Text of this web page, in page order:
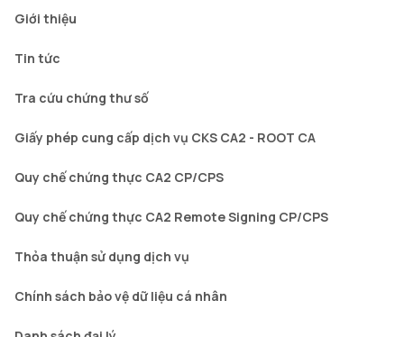
Giới thiệu
Tin tức
Tra cứu chứng thư số
Giấy phép cung cấp dịch vụ CKS CA2 - ROOT CA
Quy chế chứng thực CA2 CP/CPS
Quy chế chứng thực CA2 Remote Signing CP/CPS
Thỏa thuận sử dụng dịch vụ
Chính sách bảo vệ dữ liệu cá nhân